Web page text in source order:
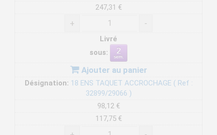
247,31 €
+ -
Livré
sous:
Ajouter au panier
Désignation: 18 ENS TAQUET ACCROCHAGE ( Ref :
32899/29066 )
98,12 €
117,75 €